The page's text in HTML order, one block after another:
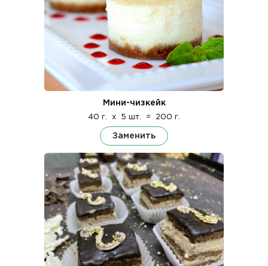
Мини-чизкейк
40 г. x 5 шт. = 200 г.
Заменить